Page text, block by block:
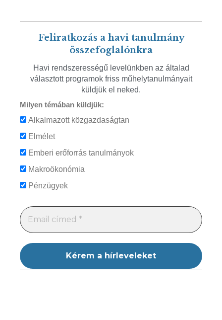
Feliratkozás a havi tanulmány
összefoglalónkra
Havi rendszerességű levelünkben az általad
választott programok friss műhelytanulmányait
küldjük el neked.
Milyen témában küldjük:
Alkalmazott közgazdaságtan
Elmélet
Emberi erőforrás tanulmányok
Makroökonómia
Pénzügyek